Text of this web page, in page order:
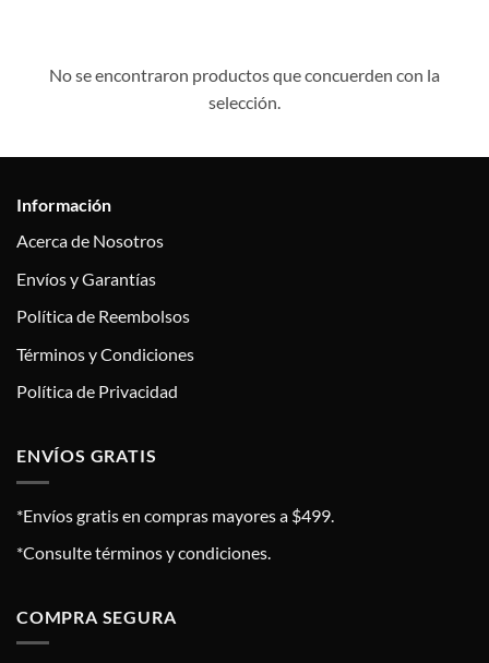
No se encontraron productos que concuerden con la
selección.
Información
Acerca de Nosotros
Envíos y Garantías
Política de Reembolsos
Términos y Condiciones
Política de Privacidad
ENVÍOS GRATIS
*Envíos gratis en compras mayores a $499.
*Consulte términos y condiciones.
COMPRA SEGURA